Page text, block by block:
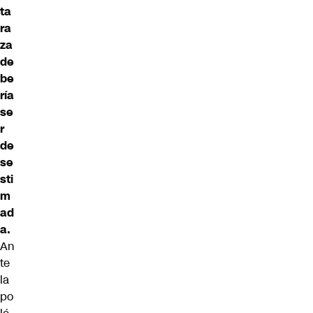
ta
ra
za
de
be
ría
se
r
de
se
sti
m
ad
a.
An
te
la
po